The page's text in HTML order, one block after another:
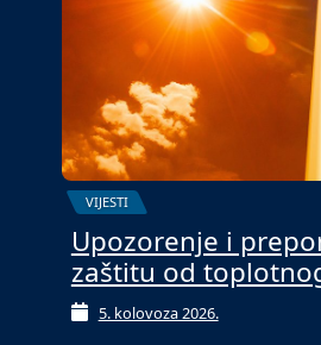
VIJESTI
Upozorenje i
zaštitu od
5. kolovoza 2026.